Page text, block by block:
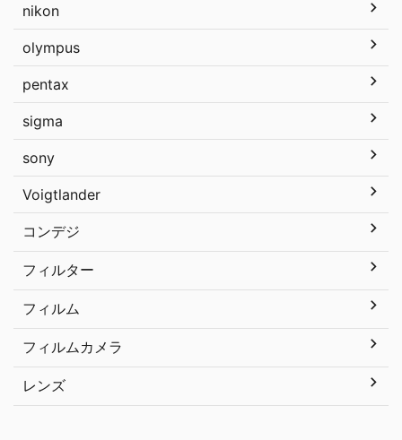
nikon
olympus
pentax
sigma
sony
Voigtlander
コンデジ
フィルター
フィルム
フィルムカメラ
レンズ